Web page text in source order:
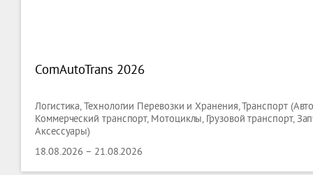
ComAutoTrans 2026
Логистика, Технологии Перевозки и Хранения, Транспорт
Коммерческий транспорт, Мотоциклы, Грузовой транспорт,
Аксессуары)
18.08.2026 – 21.08.2026